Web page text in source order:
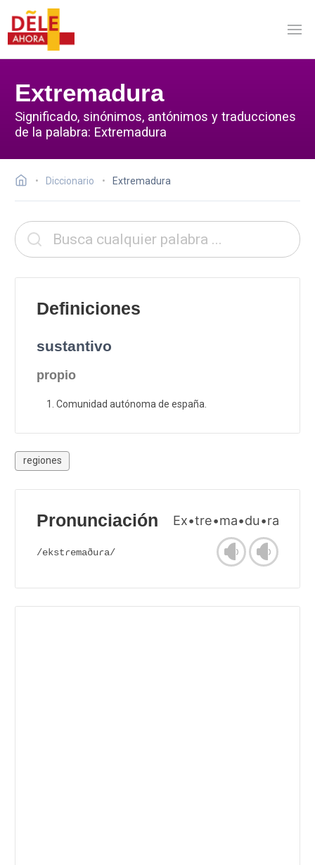
Extremadura
Significado, sinónimos, antónimos y traducciones
de la palabra: Extremadura
Diccionario Extremadura
Definiciones
sustantivo
propio
Comunidad autónoma de españa.
regiones
Pronunciación Ex•tre•ma•du•ra
/ekstɾemaðuɾa/